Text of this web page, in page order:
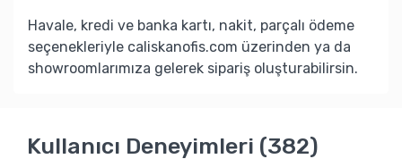
Havale, kredi ve banka kartı, nakit, parçalı ödeme
seçenekleriyle caliskanofis.com üzerinden ya da
showroomlarımıza gelerek sipariş oluşturabilirsin.
Kullanıcı Deneyimleri (382)